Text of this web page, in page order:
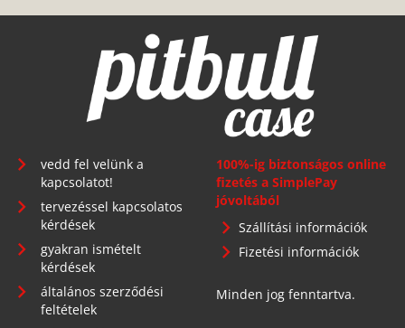
vedd fel velünk a
kapcsolatot!
tervezéssel kapcsolatos
kérdések
gyakran ismételt
kérdések
általános szerződési
feltételek
100%-ig biztonságos online
fizetés a SimplePay
jóvoltából
Szállítási információk
Fizetési információk
Minden jog fenntartva.